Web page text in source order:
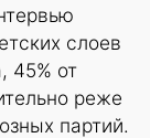
слоев
45% от
реже
партий.